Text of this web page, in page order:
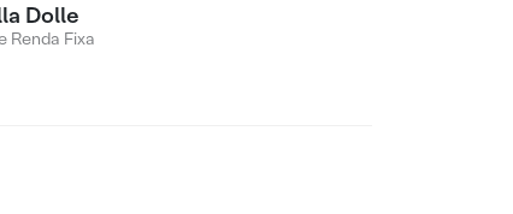
Dolle
Renda Fixa